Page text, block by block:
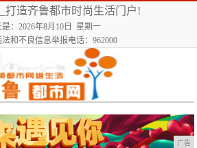
打造齐鲁都市时尚生活门户!
是：2026年8月10日 星期一
法和不良信息举报电话：962000
广告